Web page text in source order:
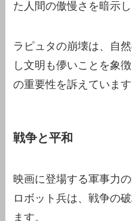
た人間の傲慢さを暗示し
ラピュタの崩壊は、自
し文明も儚いことを象
の重要性を訴えています
戦争と平和
映画に登場する軍事力
ロボット兵は、戦争の
ます。